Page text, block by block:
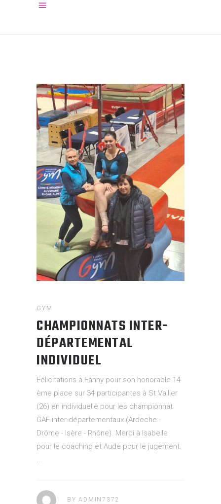
GYM
CHAMPIONNATS INTER-
DÉPARTEMENTAL
INDIVIDUEL
Félicitations à Fanny pour son honorable 14
ème place sur 34 participantes à St Vallier
(26) en individuelle pour les championnat
GAF inter-départementaux (Ardeche -
Drôme - Isère - Rhône). Merci à Isabelle
pour le coaching et Aude pour le jugement.
BYADMIN7372